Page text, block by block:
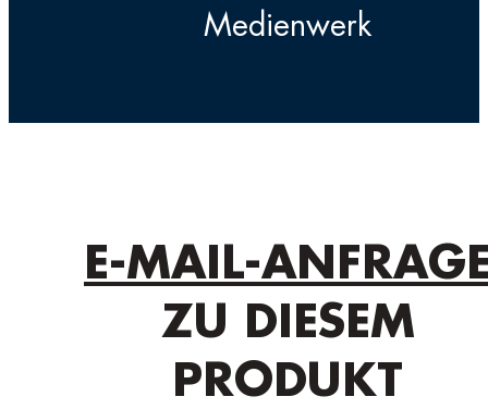
Medienwerk
E-MAIL-
ZU DIESEM
PRODUKT